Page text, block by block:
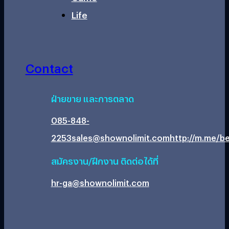
Life
Contact
ฝ่ายขาย และการตลาด
085-848-
2253sales@shownolimit.comhttp://m.me/
สมัครงาน/ฝึกงาน ติดต่อได้ที่
hr-ga@shownolimit.com